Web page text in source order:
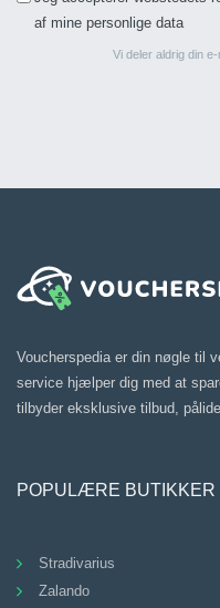
af mine personlige data
Vi deler aldrig din
Voucherspedia er din nøgle til
service hjælper dig med at
tilbyder eksklusive tilbud,
POPULÆRE BUTIKKER
Stradivarius
Zalando